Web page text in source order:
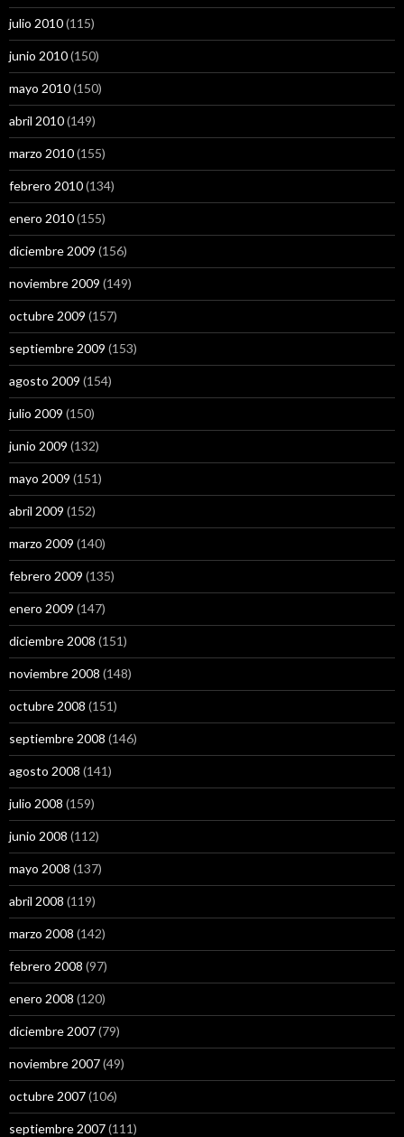
julio 2010(115)
junio 2010(150)
mayo 2010(150)
abril 2010(149)
marzo 2010(155)
febrero 2010(134)
enero 2010(155)
diciembre 2009 (156)
noviembre 2009 (149)
octubre 2009 (157)
septiembre 2009 (153)
agosto 2009 (154)
julio 2009 (150)
junio 2009 (132)
mayo 2009 (151)
abril 2009 (152)
marzo 2009 (140)
febrero 2009 (135)
enero 2009 (147)
diciembre 2008 (151)
noviembre 2008 (148)
octubre 2008 (151)
septiembre 2008 (146)
agosto 2008 (141)
julio 2008 (159)
junio 2008 (112)
mayo 2008 (137)
abril 2008 (119)
marzo 2008 (142)
febrero 2008 (97)
enero 2008 (120)
diciembre 2007(79)
noviembre 2007(49)
octubre 2007(106)
septiembre 2007(111)